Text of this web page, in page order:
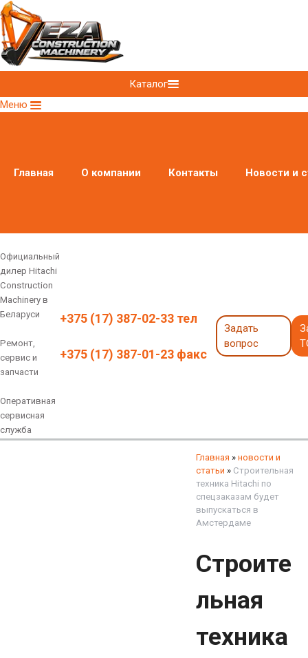
Каталог
Меню
Главная О компании Контакты Новости и
Официальный
дилер Hitachi
Construction
Machinery в
Беларуси
Ремонт,
сервис и
запчасти
Оперативная
сервисная
служба
+375 (17) 387-02-33 тел
+375 (17) 387-01-23 факс
Задать
вопрос
Главная » новости и
статьи » Строительная
техника Hitachi по
спецзаказам будет
выпускаться в
Амстердаме
Строите
льная
техника